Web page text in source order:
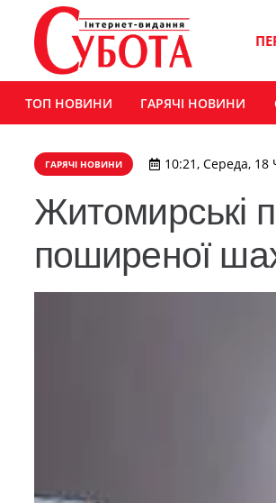
ТОП НОВИНИ ГАРЯЧІ НОВИНИ
ГАРЯЧІ НОВИНИ 10:21, Середа, 18
Житомирські
поширеної